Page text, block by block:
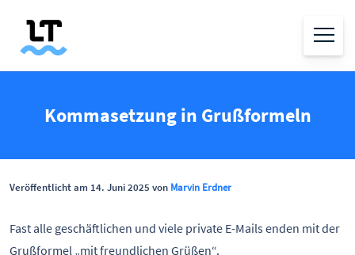
Kommasetzung in Grußformeln
Veröffentlicht am 14. Juni 2025 von Marvin Erdner
Fast alle geschäftlichen und viele private E-Mails enden mit der
Grußformel „mit freundlichen Grüßen“.